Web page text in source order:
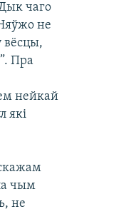
чаго
не
вёсцы,
Пра
нейкай
які
чым
не